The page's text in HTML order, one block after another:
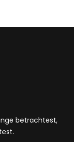
betrachtest,